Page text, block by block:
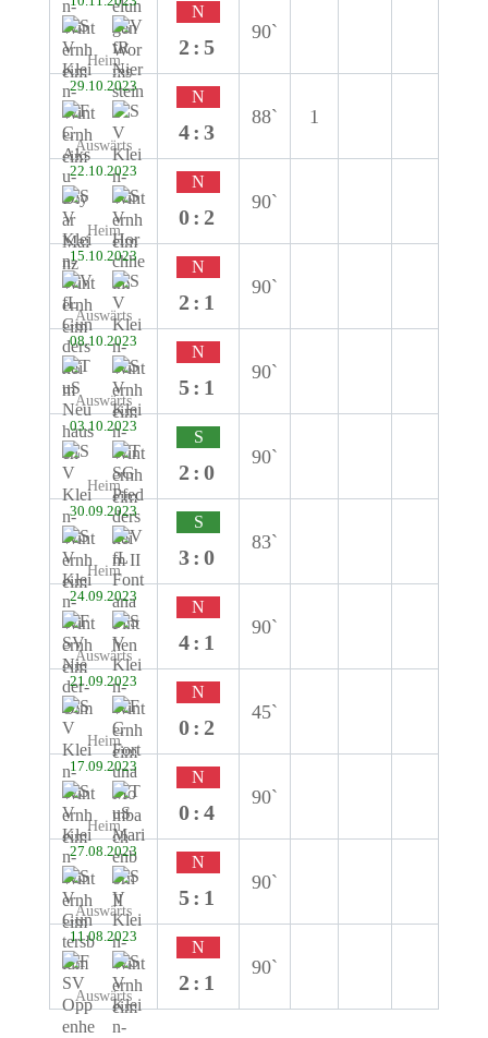
Heim
N
2:5
90`
29.10.2023
Auswärts
N
4:3
88` 1
22.10.2023
Heim
N
0:2
90`
15.10.2023
Auswärts
N
2:1
90`
08.10.2023
Auswärts
N
5:1
90`
03.10.2023
Heim
S
2:0
90`
30.09.2023
Heim
S
3:0
83`
24.09.2023
Auswärts
N
4:1
90`
21.09.2023
Heim
N
0:2
45`
17.09.2023
Heim
N
0:4
90`
27.08.2023
Auswärts
N
5:1
90`
11.08.2023
Auswärts
N
2:1
90`